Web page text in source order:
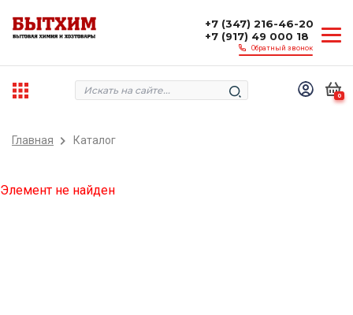
+7 (347) 216-46-20
+7 (917) 49 000 18
Обратный звонок
0
Главная Каталог
Элемент не найден